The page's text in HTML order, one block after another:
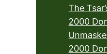
The
2000
2000